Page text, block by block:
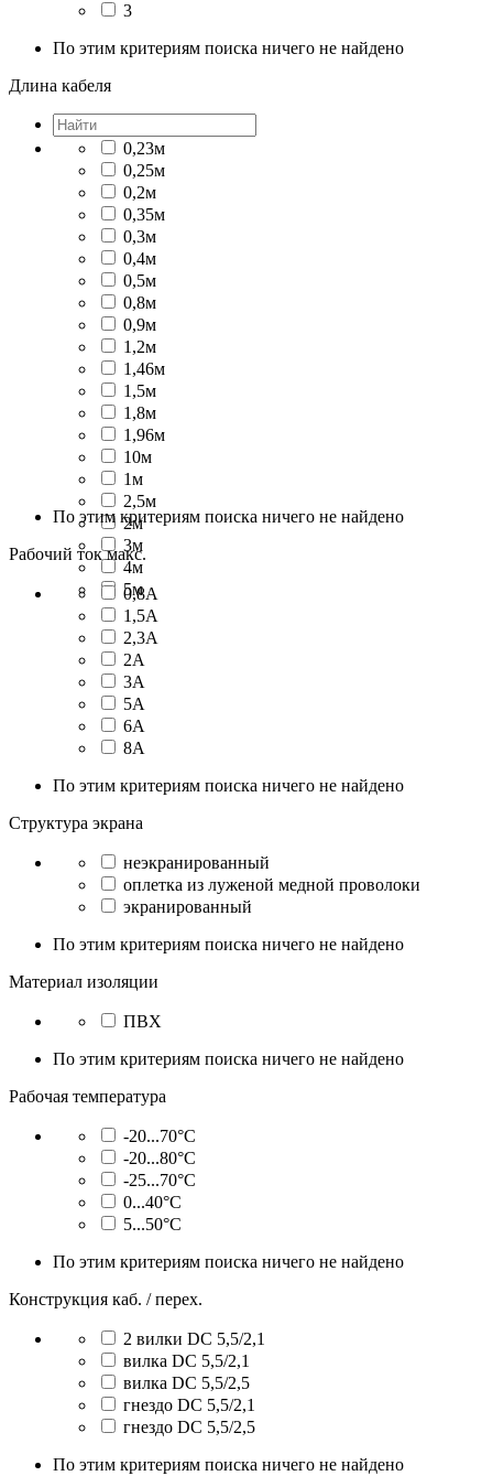
3
По этим критериям поиска ничего не найдено
Длина кабеля
0,23м
0,25м
0,2м
0,35м
0,3м
0,4м
0,5м
0,8м
0,9м
1,2м
1,46м
1,5м
1,8м
1,96м
10м
1м
2,5м
2м
3м
4м
5м
По этим критериям поиска ничего не найдено
Рабочий ток макс.
0,8А
1,5А
2,3А
2А
3А
5А
6А
8А
По этим критериям поиска ничего не найдено
Структура экрана
неэкранированный
оплетка из луженой медной проволоки
экранированный
По этим критериям поиска ничего не найдено
Материал изоляции
ПВХ
По этим критериям поиска ничего не найдено
Рабочая температура
-20...70°C
-20...80°C
-25...70°C
0...40°C
5...50°C
По этим критериям поиска ничего не найдено
Конструкция каб. / перех.
2 вилки DC 5,5/2,1
вилка DC 5,5/2,1
вилка DC 5,5/2,5
гнездо DC 5,5/2,1
гнездо DC 5,5/2,5
По этим критериям поиска ничего не найдено